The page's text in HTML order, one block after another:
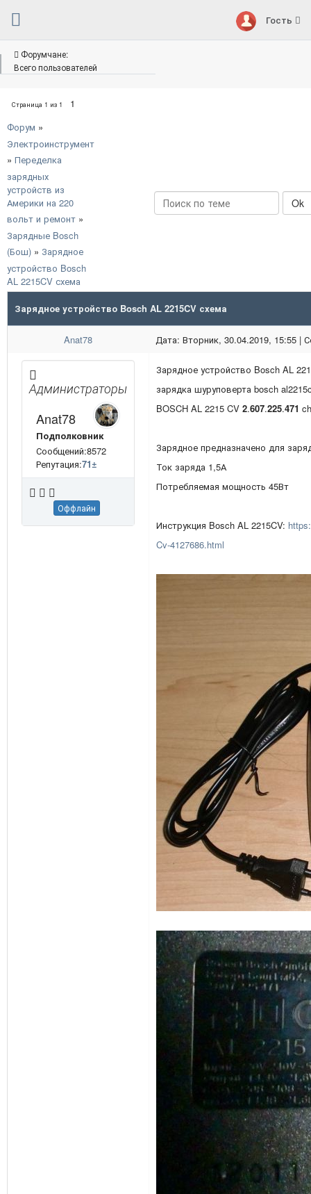
Гость
Форумчане:
Всего пользователей
Страница 1 из 1
1
Форум »
Электроинструмент
» Переделка
зарядных
устройств из
Америки на 220
вольт и ремонт »
Зарядные Bosch
(Бош) » Зарядное
устройство Bosch
AL 2215CV схема
Зарядное устройство Bosch AL 2215CV схема
Anat78 Дата: Вторник, 30.04.2019, 15:55 |
Администраторы
Anat78
Подполковник
Сообщений:8572
Репутация:71±
Оффлайн
Зарядное устройство Bosch AL
зарядка шуруповерта bosch
BOSCH AL 2215 CV 2.607.225.471
Зарядное предназначено для
Ток заряда 1,5А
Потребляемая мощность 45Вт
Инструкция Bosch AL 2215CV:
Cv-4127686.html